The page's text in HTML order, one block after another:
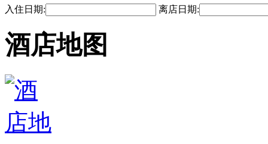
入住日期: 离店日期:
酒店地图